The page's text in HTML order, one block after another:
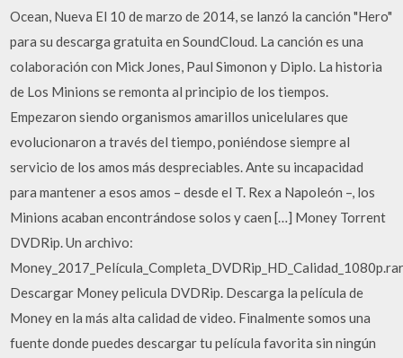
Ocean, Nueva El 10 de marzo de 2014, se lanzó la canción "Hero"
para su descarga gratuita en SoundCloud. La canción es una
colaboración con Mick Jones, Paul Simonon y Diplo. La historia
de Los Minions se remonta al principio de los tiempos.
Empezaron siendo organismos amarillos unicelulares que
evolucionaron a través del tiempo, poniéndose siempre al
servicio de los amos más despreciables. Ante su incapacidad
para mantener a esos amos – desde el T. Rex a Napoleón –, los
Minions acaban encontrándose solos y caen […] Money Torrent
DVDRip. Un archivo:
Descargar Money pelicula DVDRip. Descarga la película de
Money en la más alta calidad de video. Finalmente somos una
fuente donde puedes descargar tu película favorita sin ningún